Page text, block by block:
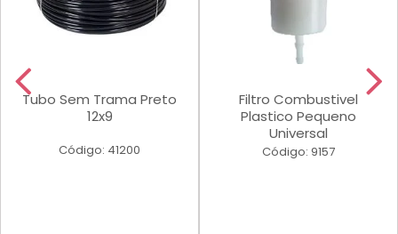
Tubo Sem Trama Preto
12x9
Código: 41200
Filtro Combustivel
Plastico Pequeno
Universal
Código: 9157